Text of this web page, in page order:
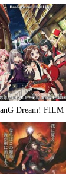
Dream! FILM
LIVE